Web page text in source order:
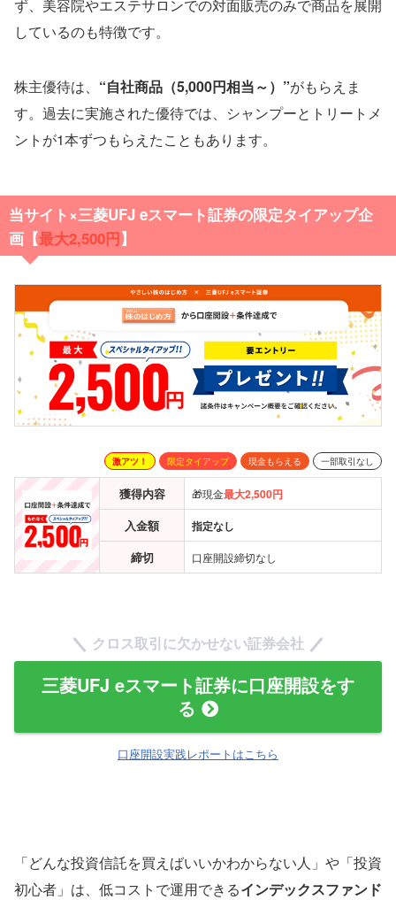
ず、美容院やエステサロンでの対面販売のみで商品を展開
しているのも特徴です。
株主優待は、 “自社商品（5,000円相当～）”がもらえま
す。過去に実施された優待では、シャンプーとトリートメ
ントが1本ずつもらえたこともあります。
当サイト×三菱UFJ eスマート証券の限定タイアップ企
画【最大2,500円】
激アツ！ 限定タイアップ 現金もらえる 一部取引なし
獲得内容 🎁現金最大2,500円
入金額 指定なし
締切 口座開設締切なし
クロス取引に欠かせない証券会社
三菱UFJ eスマート証券に口座開設をす
る
口座開設実践レポートはこちら
「どんな投資信託を買えばいいかわからない人」や「投資
初心者」は、低コストで運用できるインデックスファンド